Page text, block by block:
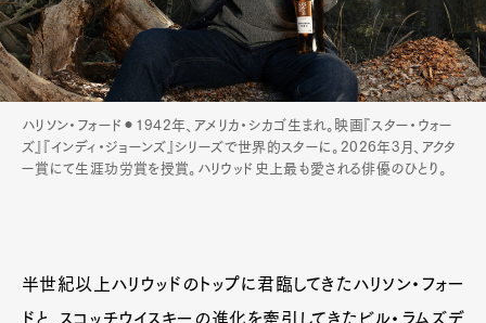
ハリソン・フォード⚫︎1942年、アメリカ・シカゴ生まれ。映画『スター・ウォー
ズ』『インディ・ジョーンズ』シリーズで世界的スターに。2026年3月、アクタ
ー賞にて生涯功労賞を授賞。ハリウッド史上最も愛される俳優のひとり。
半世紀以上ハリウッドのトップに君臨してきたハリソン・フォー
ドと、スコッチウイスキーの進化を牽引してきたビル・ラムズデ